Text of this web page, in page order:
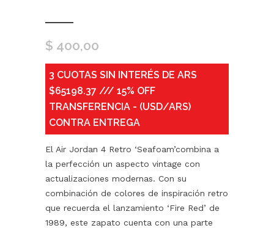
$ 400,00
3 CUOTAS SIN INTERÉS DE ARS
$65198.37 /// 15% OFF
TRANSFERENCIA - (USD/ARS)
CONTRA ENTREGA
El Air Jordan 4 Retro ‘Seafoam’combina a
la perfección un aspecto vintage con
actualizaciones modernas. Con su
combinación de colores de inspiración retro
que recuerda el lanzamiento ‘Fire Red’ de
1989, este zapato cuenta con una parte